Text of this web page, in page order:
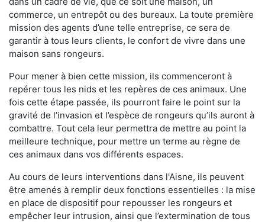
commerce, un entrepôt ou des bureaux. La toute première
mission des agents d’une telle entreprise, ce sera de
garantir à tous leurs clients, le confort de vivre dans une
maison sans rongeurs.
Pour mener à bien cette mission, ils commenceront à
repérer tous les nids et les repères de ces animaux. Une
fois cette étape passée, ils pourront faire le point sur la
gravité de l’invasion et l’espèce de rongeurs qu’ils auront à
combattre. Tout cela leur permettra de mettre au point la
meilleure technique, pour mettre un terme au règne de
ces animaux dans vos différents espaces.
Au cours de leurs interventions dans l'Aisne, ils peuvent
être amenés à remplir deux fonctions essentielles : la mise
en place de dispositif pour repousser les rongeurs et
empêcher leur intrusion, ainsi que l’extermination de tous